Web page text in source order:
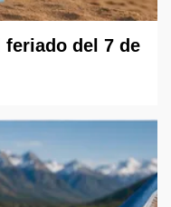
del 7 de